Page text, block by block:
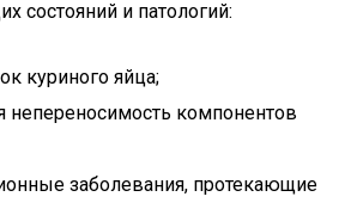
состояний и патологий:
куриного яйца;
непереносимость компонентов
заболевания, протекающие